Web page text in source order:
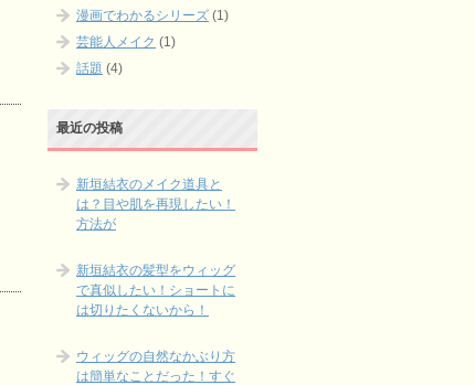
漫画でわかるシリーズ (1)
芸能人メイク (1)
話題 (4)
最近の投稿
新垣結衣のメイク道具と
は？目や肌を再現したい！
方法が
新垣結衣の髪型をウィッグ
で真似したい！ショートに
は切りたくないから！
ウィッグの自然なかぶり方
は簡単なことだった！すぐ